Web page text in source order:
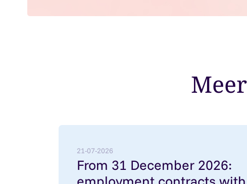
21-07-2026
From 31 December 2026: